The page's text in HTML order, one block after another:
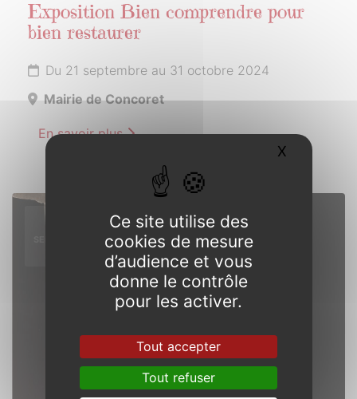
Exposition Bien comprendre pour
bien restaurer
Du 21 septembre au 31 octobre 2024
Mairie de Concoret
En savoir plus
Ce site utilise des
cookies de mesure
d’audience et vous
donne le contrôle
pour les activer.
Tout accepter
Tout refuser
X Masquer